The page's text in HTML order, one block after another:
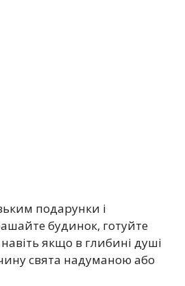
подарунки і
будинок, готуйте
якщо в глибині душі
свята надуманою або